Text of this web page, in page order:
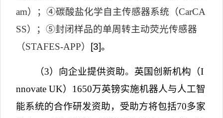
am）；④碳酸盐化学自主传感器系统（CarCA
SS）；⑤封闭样品的单周转主动荧光传感器
（STAFES-APP） [3]。
（3）向企业提供资助。 英国创新机构（I
nnovate UK） 1650万英镑实施机器人与人工智
能系统的合作研发资助，受助方将包括70多家